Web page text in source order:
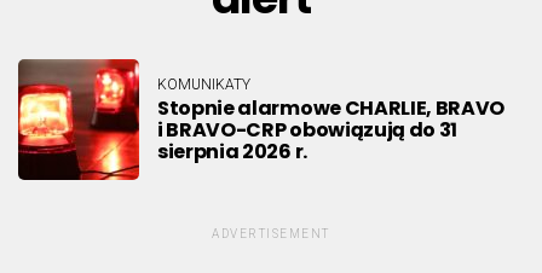
KOMUNIKATY
Stopnie alarmowe CHARLIE, BRAVO
i BRAVO-CRP obowiązują do 31
sierpnia 2026 r.
ADVERTISEMENT